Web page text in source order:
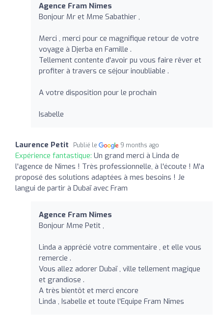
Agence Fram Nîmes
Bonjour Mr et Mme Sabathier ,
Merci , merci pour ce magnifique retour de votre
voyage à Djerba en Famille .
Tellement contente d'avoir pu vous faire rêver et
profiter à travers ce séjour inoubliable .
A votre disposition pour le prochain
Isabelle
Laurence Petit Publié le 9 months ago
Expérience fantastique: Un grand merci à Linda de
l'agence de Nîmes ! Très professionnelle, à l'écoute ! M'a
proposé des solutions adaptées à mes besoins ! Je
langui de partir à Dubaï avec Fram
Agence Fram Nîmes
Bonjour Mme Petit ,
Linda a apprécié votre commentaire , et elle vous
remercie .
Vous allez adorer Dubaï , ville tellement magique
et grandiose .
A très bientôt et merci encore
Linda , Isabelle et toute l'Equipe Fram Nîmes